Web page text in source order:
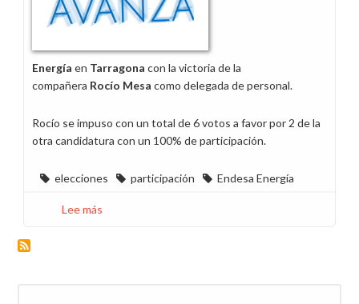
Energía en Tarragona con la victoria de la
compañera Rocío Mesa como delegada de personal.
Rocío se impuso con un total de 6 votos a favor por 2 de la
otra candidatura con un 100% de participación.
elecciones participación Endesa Energía
Lee más